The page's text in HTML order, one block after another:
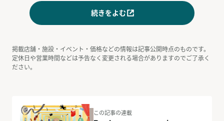
続きをよむ
掲載店舗・施設・イベント・価格などの情報は記事公開時点のものです。
定休日や営業時間などは予告なく変更される場合がありますのでご了承く
ださい。
この記事の連載